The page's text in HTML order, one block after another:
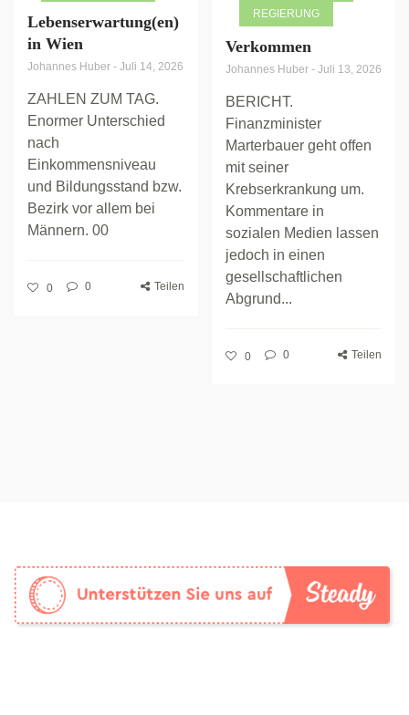
Lebenserwartung(en)
in Wien
Johannes Huber - Juli 14, 2026
ZAHLEN ZUM TAG.
Enormer Unterschied
nach
Einkommensniveau
und Bildungsstand bzw.
Bezirk vor allem bei
Männern. 00
0 0 Teilen
REGIERUNG
Verkommen
Johannes Huber - Juli 13, 2026
BERICHT.
Finanzminister
Marterbauer geht offen
mit seiner
Krebserkrankung um.
Kommentare in
sozialen Medien lassen
jedoch in einen
gesellschaftlichen
Abgrund...
0 0 Teilen